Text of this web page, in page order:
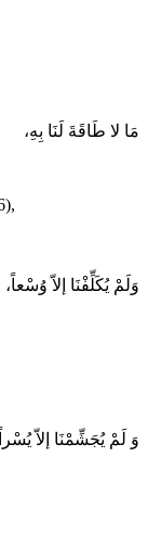
مَا لا طَاقَةَ لَنَا بِهِ،
وَلَمْ يُكَلِّفْنَا إلاّ وُسْعاً،
وَ لَمْ يُجَشِّمْنَا إلاّ يُسْراً